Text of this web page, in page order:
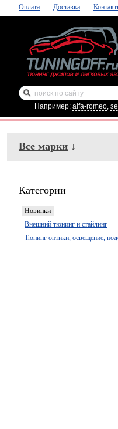
Оплата Доставка
Например: alfa-romeo,
Все марки ↓
Категории
Новинки
Внешний тюнинг и стайлинг
Тюнинг оптики, освещение,